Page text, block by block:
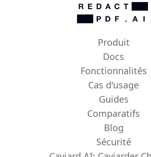
Produit
Docs
Fonctionnalités
Cas d'usage
Guides
Comparatifs
Blog
Sécurité